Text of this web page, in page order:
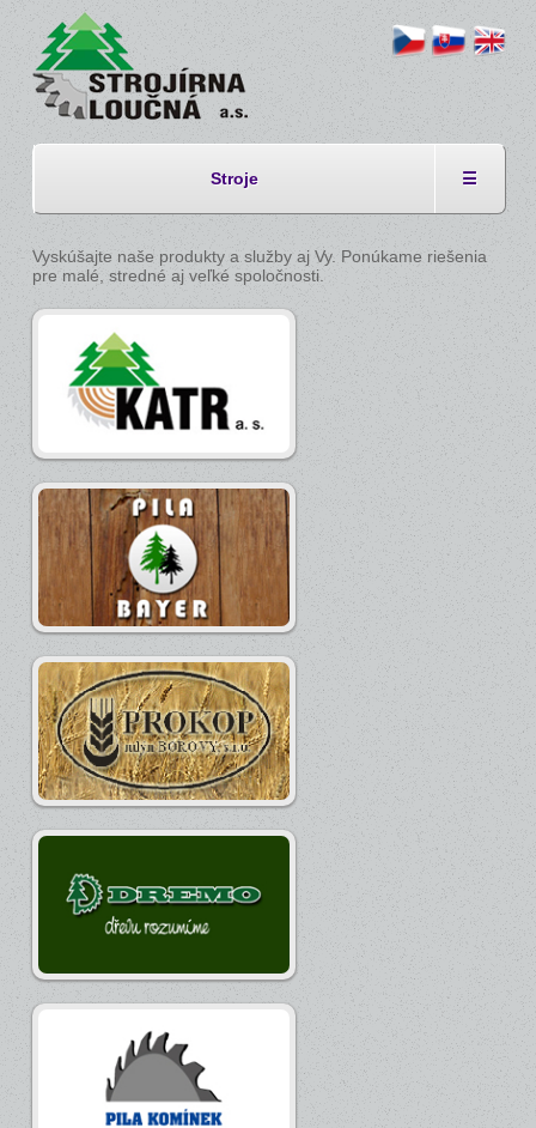
Stroje ☰
Vyskúšajte naše produkty a služby aj Vy. Ponúkame riešenia
pre malé, stredné aj veľké spoločnosti.